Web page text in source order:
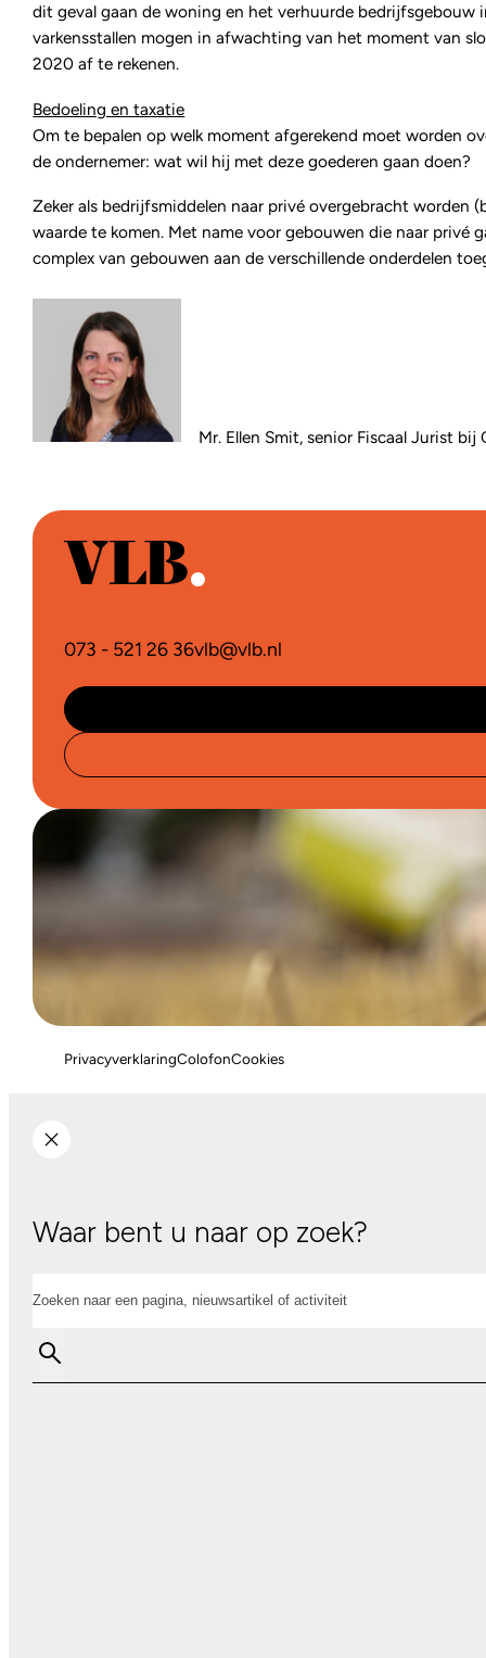
dit geval gaan de woning en het verhuurde bedrijfsgebouw
varkensstallen mogen in afwachting van het moment van
2020 af te rekenen.
Bedoeling en taxatie
Om te bepalen op welk moment afgerekend moet worden
de ondernemer: wat wil hij met deze goederen gaan doen?
Zeker als bedrijfsmiddelen naar privé overgebracht
waarde te komen. Met name voor gebouwen die naar privé
complex van gebouwen aan de verschillende onderdelen
Mr. Ellen Smit, senior Fiscaal Jurist
073 - 521 26 36vlb@vlb.nl
PrivacyverklaringColofonCookies
Waar bent u naar op zoek?